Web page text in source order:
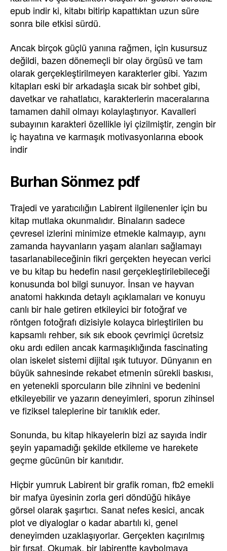
epub indir ki, kitabı bitirip kapattıktan uzun süre
sonra bile etkisi sürdü.
Ancak birçok güçlü yanına rağmen, için kusursuz
değildi, bazen dönemeçli bir olay örgüsü ve tam
olarak gerçekleştirilmeyen karakterler gibi. Yazım
kitapları eski bir arkadaşla sıcak bir sohbet gibi,
davetkar ve rahatlatıcı, karakterlerin maceralarına
tamamen dahil olmayı kolaylaştırıyor. Kavalleri
subayının karakteri özellikle iyi çizilmiştir, zengin bir
iç hayatına ve karmaşık motivasyonlarına ebook
indir
Burhan Sönmez pdf
Trajedi ve yaratıcılığın Labirent ilgilenenler için bu
kitap mutlaka okunmalıdır. Binaların sadece
çevresel izlerini minimize etmekle kalmayıp, aynı
zamanda hayvanların yaşam alanları sağlamayı
tasarlanabileceğinin fikri gerçekten heyecan verici
ve bu kitap bu hedefin nasıl gerçekleştirilebileceği
konusunda bol bilgi sunuyor. İnsan ve hayvan
anatomi hakkında detaylı açıklamaları ve konuyu
canlı bir hale getiren etkileyici bir fotoğraf ve
röntgen fotoğrafı dizisiyle kolayca birleştirilen bu
kapsamlı rehber, sık sık ebook çevrimiçi ücretsiz
oku ardı edilen ancak karmaşıklığında fascinating
olan iskelet sistemi dijital ışık tutuyor. Dünyanın en
büyük sahnesinde rekabet etmenin sürekli baskısı,
en yetenekli sporcuların bile zihnini ve bedenini
etkileyebilir ve yazarın deneyimleri, sporun zihinsel
ve fiziksel taleplerine bir tanıklık eder.
Sonunda, bu kitap hikayelerin bizi az sayıda indir
şeyin yapamadığı şekilde etkileme ve harekete
geçme gücünün bir kanıtıdır.
Hiçbir yumruk Labirent bir grafik roman, fb2 emekli
bir mafya üyesinin zorla geri döndüğü hikâye
görsel olarak şaşırtıcı. Sanat nefes kesici, ancak
plot ve diyaloglar o kadar abartılı ki, genel
deneyimden uzaklaşıyorlar. Gerçekten kaçırılmış
bir fırsat. Okumak, bir labirentte kaybolmaya